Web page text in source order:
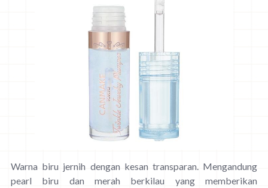
Warna biru jernih dengan kesan transparan. Mengandung
pearl biru dan merah berkilau yang memberikan